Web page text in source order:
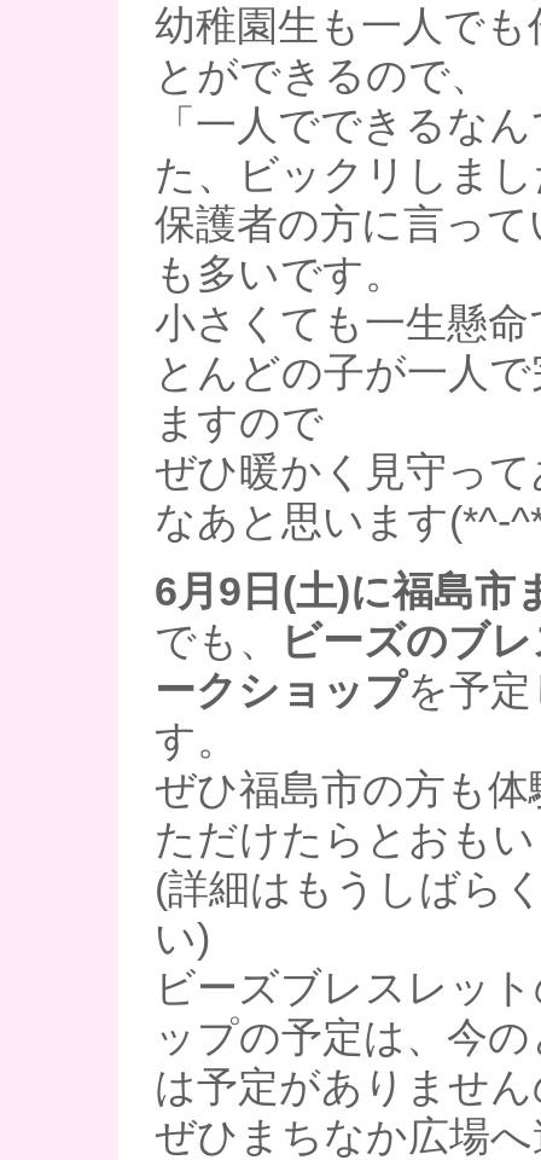
幼稚園生も一人で
とができるので、
「一人でできるな
た、ビックリしま
保護者の方に言っ
も多いです。
小さくても一生懸
とんどの子が一人
ますので
ぜひ暖かく見守っ
なあと思います(*^-
6月9日(土)に福島市
でも、
ビーズのブ
ークショップを予
す。
ぜひ福島市の方も
ただけたらとおも
(詳細はもうしばら
い)
ビーズブレスレッ
ップの予定は、今
は予定がありませ
ぜひまちなか広場